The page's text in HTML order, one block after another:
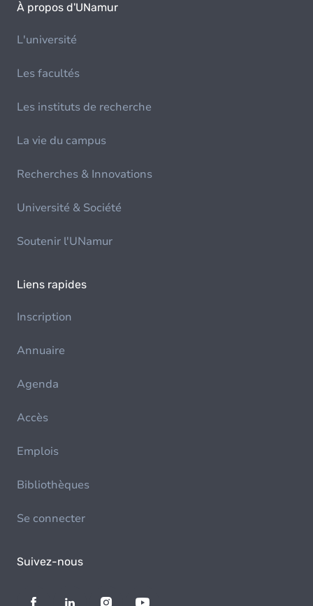
À propos d'UNamur
L'université
Les facultés
Les instituts de recherche
La vie du campus
Recherches & Innovations
Université & Société
Soutenir l'UNamur
Liens rapides
Inscription
Annuaire
Agenda
Accès
Emplois
Bibliothèques
Se connecter
Suivez-nous